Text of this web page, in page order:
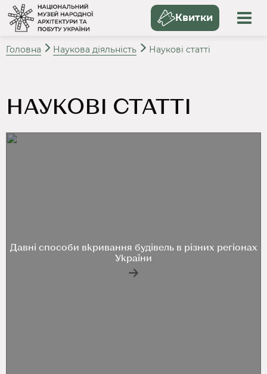
Квитки
Головна Наукова діяльність Наукові статті
НАУКОВІ СТАТТІ
Давні способи вкривання будівель в різних регіонах
України